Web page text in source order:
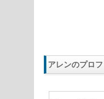
アレンのプロ